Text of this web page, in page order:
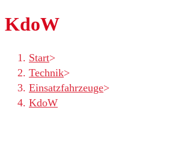
KdoW
Start>
Technik>
Einsatzfahrzeuge>
KdoW